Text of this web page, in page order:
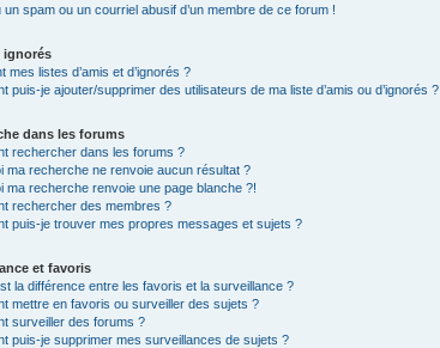
un spam ou un courriel abusif d’un membre de ce forum !
ignorés
mes listes d’amis et d’ignorés ?
puis-je ajouter/supprimer des utilisateurs de ma liste d’amis ou d’ignorés ?
dans les forums
rechercher dans les forums ?
ma recherche ne renvoie aucun résultat ?
ma recherche renvoie une page blanche ?!
rechercher des membres ?
puis-je trouver mes propres messages et sujets ?
et favoris
la différence entre les favoris et la surveillance ?
mettre en favoris ou surveiller des sujets ?
surveiller des forums ?
puis-je supprimer mes surveillances de sujets ?